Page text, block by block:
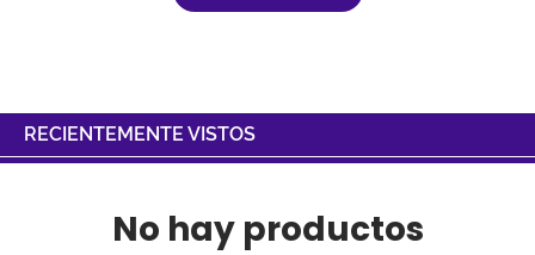
RECIENTEMENTE VISTOS
No hay productos